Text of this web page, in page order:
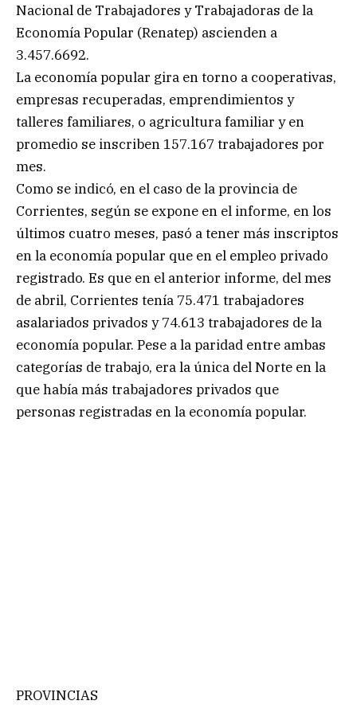
Nacional de Trabajadores y Trabajadoras de la
Economía Popular (Renatep) ascienden a
3.457.6692.
La economía popular gira en torno a cooperativas,
empresas recuperadas, emprendimientos y
talleres familiares, o agricultura familiar y en
promedio se inscriben 157.167 trabajadores por
mes.
Como se indicó, en el caso de la provincia de
Corrientes, según se expone en el informe, en los
últimos cuatro meses, pasó a tener más inscriptos
en la economía popular que en el empleo privado
registrado. Es que en el anterior informe, del mes
de abril, Corrientes tenía 75.471 trabajadores
asalariados privados y 74.613 trabajadores de la
economía popular. Pese a la paridad entre ambas
categorías de trabajo, era la única del Norte en la
que había más trabajadores privados que
personas registradas en la economía popular.
PROVINCIAS